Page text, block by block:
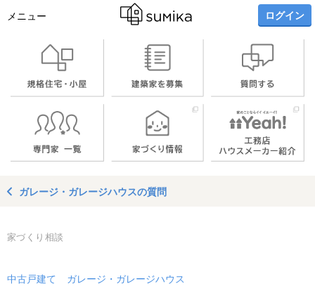
メニュー ログイン
ガレージ・ガレージハウスの質問
家づくり相談
中古戸建て ガレージ・ガレージハウス